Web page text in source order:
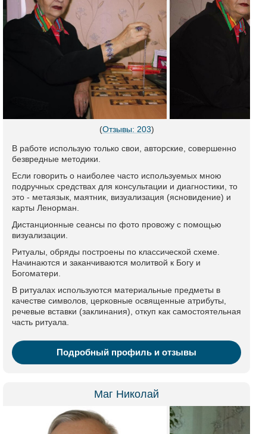
(Отзывы: 203)
В работе использую только свои, авторские, совершенно
безвредные методики.
Если говорить о наиболее часто используемых мною
подручных средствах для консультации и диагностики, то
это - метаязык, маятник, визуализация (ясновидение) и
карты Ленорман.
Дистанционные сеансы по фото провожу с помощью
визуализации.
Ритуалы, обряды построены по классической схеме.
Начинаются и заканчиваются молитвой к Богу и
Богоматери.
В ритуалах используются материальные предметы в
качестве символов, церковные освященные атрибуты,
речевые вставки (заклинания), откуп как самостоятельная
часть ритуала.
Подробный профиль и отзывы
Маг Николай